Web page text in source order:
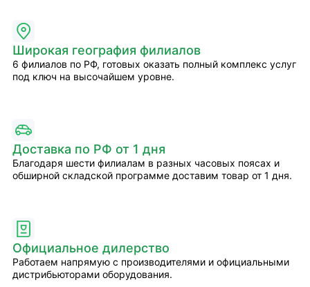
Широкая география филиалов
6 филиалов по РФ, готовых оказать полный комплекс услуг
под ключ на высочайшем уровне.
Доставка по РФ от 1 дня
Благодаря шести филиалам в разных часовых поясах и
обширной складской программе доставим товар от 1 дня.
Официальное дилерство
Работаем напрямую с производителями и официальными
дистрибьюторами оборудования.